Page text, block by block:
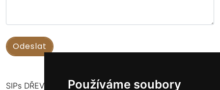
Používáme soubory
SIPs DŘEVOSTAVBY